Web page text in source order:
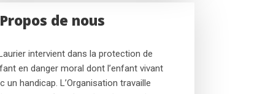
de nous
intervient dans la protection de
en danger moral dont l’enfant vivant
un handicap. L’Organisation travaille